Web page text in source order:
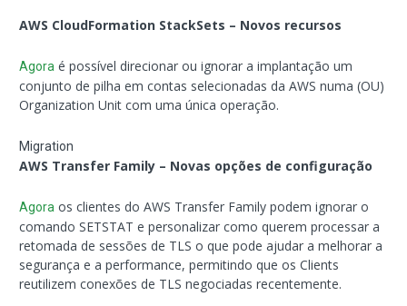
AWS CloudFormation StackSets – Novos recursos
Agora é possível direcionar ou ignorar a implantação um
conjunto de pilha em contas selecionadas da AWS numa (OU)
Organization Unit com uma única operação.
Migration
AWS Transfer Family – Novas opções de configuração
Agora os clientes do AWS Transfer Family podem ignorar o
comando SETSTAT e personalizar como querem processar a
retomada de sessões de TLS o que pode ajudar a melhorar a
segurança e a performance, permitindo que os Clients
reutilizem conexões de TLS negociadas recentemente.